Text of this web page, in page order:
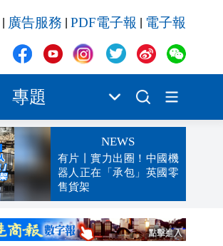
廣告服務 PDF電子報 電子報
專題
NEWS
有片丨實力出圈！中國機
器人正在「承包」英國零
售貨架